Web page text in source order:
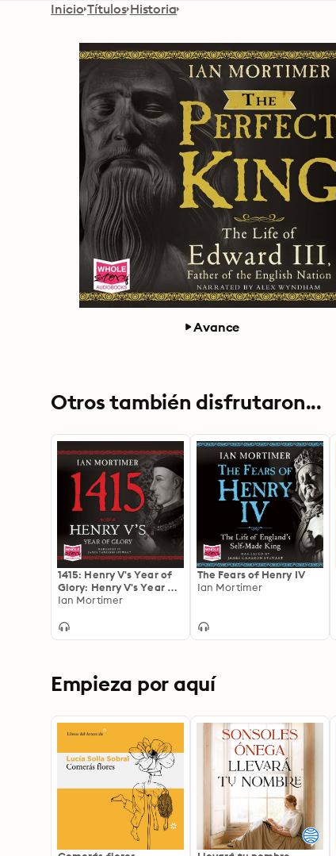
Inicio Títulos Historia
Avance
Otros también disfrutaron...
1415: Henry V's Year of
Glory: Henry V's Year of
Glory
Ian Mortimer
The Fears of Henry IV
Ian Mortimer
Empieza por aquí